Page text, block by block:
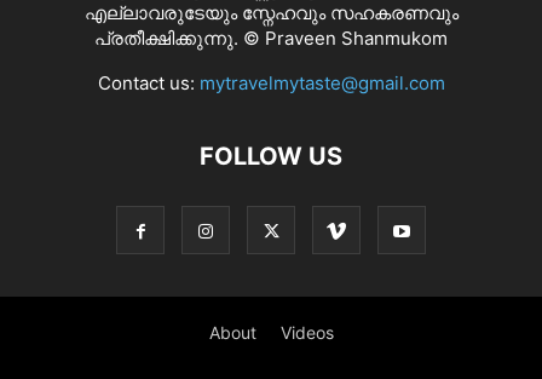
എല്ലാവരുടേയും സ്നേഹവും സഹകരണവും
പ്രതീക്ഷിക്കുന്നു. © Praveen Shanmukom
Contact us: mytravelmytaste@gmail.com
FOLLOW US
About Videos